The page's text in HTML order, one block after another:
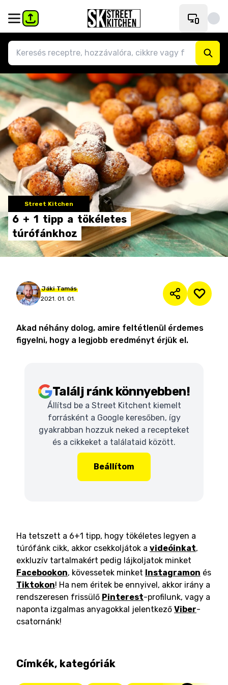
Street Kitchen
6 + 1 tipp a tökéletes
túrófánkhoz
Jáki Tamás
2021. 01. 01.
Akad néhány dolog, amire feltétlenül érdemes
figyelni, hogy a legjobb eredményt érjük el.
Találj ránk könnyebben!
Állítsd be a Street Kitchent kiemelt
forrásként a Google keresőben, így
gyakrabban hozzuk neked a recepteket
és a cikkeket a találataid között.
Beállítom
Ha tetszett a 6+1 tipp, hogy tökéletes legyen a
túrófánk cikk, akkor csekkoljátok a videóinkat,
exkluzív tartalmakért pedig lájkoljatok minket
Facebookon, kövessetek minket Instagramon és
Tiktokon! Ha nem éritek be ennyivel, akkor irány a
rendszeresen frissülő Pinterest-profilunk, vagy a
naponta izgalmas anyagokkal jelentkező Viber-
csatornánk!
Címkék, kategóriák